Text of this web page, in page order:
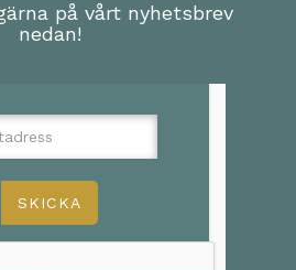
på vårt nyhetsbrev
nedan!